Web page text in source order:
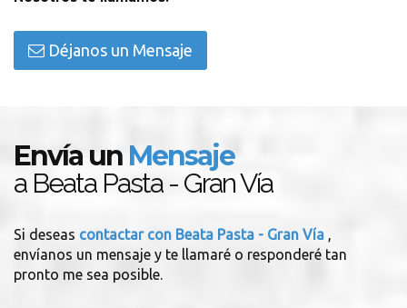
Déjanos un Mensaje
Envía un Mensaje
a Beata Pasta - Gran Vía
Si deseas contactar con Beata Pasta - Gran Vía ,
envíanos un mensaje y te llamaré o responderé tan
pronto me sea posible.